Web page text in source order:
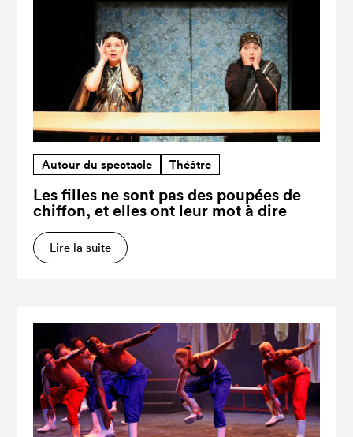
Autour du spectacle Théâtre
Les filles ne sont pas des poupées de
chiffon, et elles ont leur mot à dire
Lire la suite